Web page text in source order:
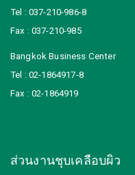
Tel : 037-210-986-8
Fax : 037-210-985
Bangkok Business Center
Tel : 02-1864917-8
Fax : 02-1864919
ส่วนงานชุบเคลือบผิว